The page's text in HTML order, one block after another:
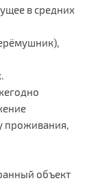
в средних
проживания,
объект